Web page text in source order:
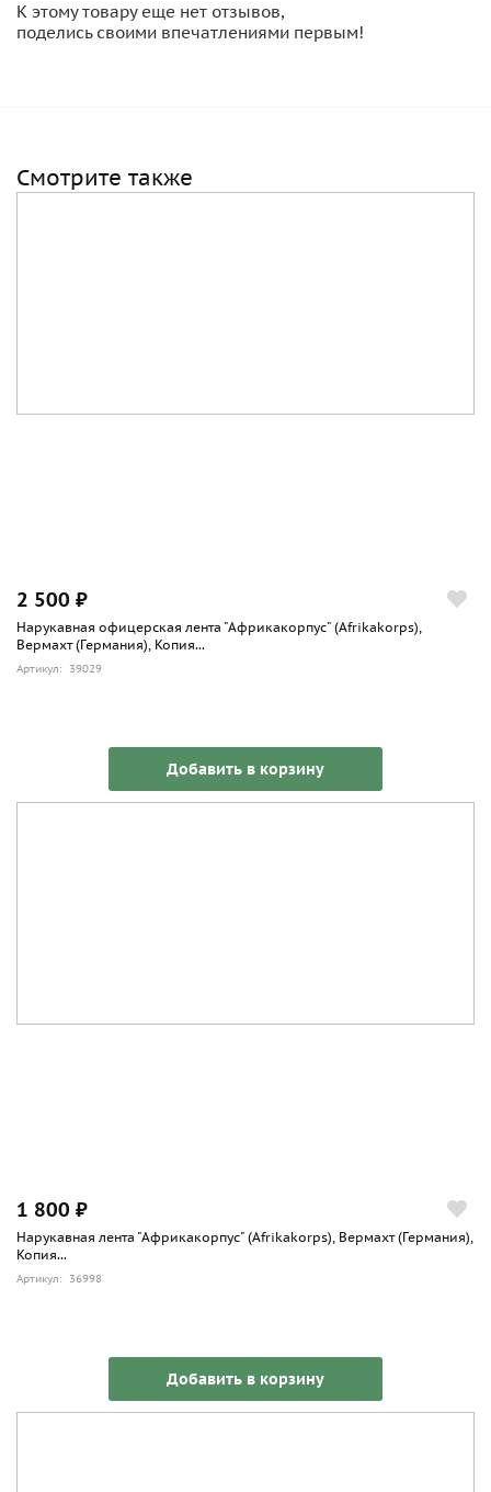
К этому товару еще нет отзывов,
поделись своими впечатлениями первым!
Смотрите также
2 500 ₽
Нарукавная офицерская лента "Африкакорпус" (Afrikakorps),
Вермахт (Германия), Копия...
Артикул: 39029
Добавить в корзину
1 800 ₽
Нарукавная лента "Африкакорпус" (Afrikakorps), Вермахт (Германия),
Копия...
Артикул: 36998
Добавить в корзину